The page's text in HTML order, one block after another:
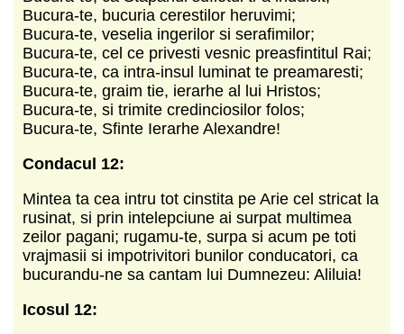
Bucura-te, bucuria cerestilor heruvimi;
Bucura-te, veselia ingerilor si serafimilor;
Bucura-te, cel ce privesti vesnic preasfintitul Rai;
Bucura-te, ca intra-insul luminat te preamaresti;
Bucura-te, graim tie, ierarhe al lui Hristos;
Bucura-te, si trimite credinciosilor folos;
Bucura-te, Sfinte Ierarhe Alexandre!
Condacul 12:
Mintea ta cea intru tot cinstita pe Arie cel stricat la
rusinat, si prin intelepciune ai surpat multimea
zeilor pagani; rugamu-te, surpa si acum pe toti
vrajmasii si impotrivitori bunilor conducatori, ca
bucurandu-ne sa cantam lui Dumnezeu: Aliluia!
Icosul 12: